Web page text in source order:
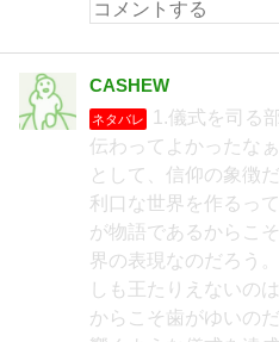
CASHEW
ネタバレ
1.儀式を司る
伝わってよかったな
として、信仰の象徴
利口な世界を作るっ
が物語であるからこ
界の表現なのだろう
しも王たりえないの
からこそ歯がゆいの